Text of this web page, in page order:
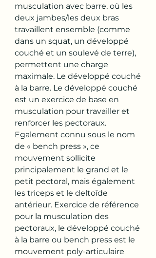
musculation avec barre, où les
deux jambes/les deux bras
travaillent ensemble (comme
dans un squat, un développé
couché et un soulevé de terre),
permettent une charge
maximale. Le développé couché
à la barre. Le développé couché
est un exercice de base en
musculation pour travailler et
renforcer les pectoraux.
Egalement connu sous le nom
de « bench press », ce
mouvement sollicite
principalement le grand et le
petit pectoral, mais également
les triceps et le deltoïde
antérieur. Exercice de référence
pour la musculation des
pectoraux, le développé couché
à la barre ou bench press est le
mouvement poly-articulaire